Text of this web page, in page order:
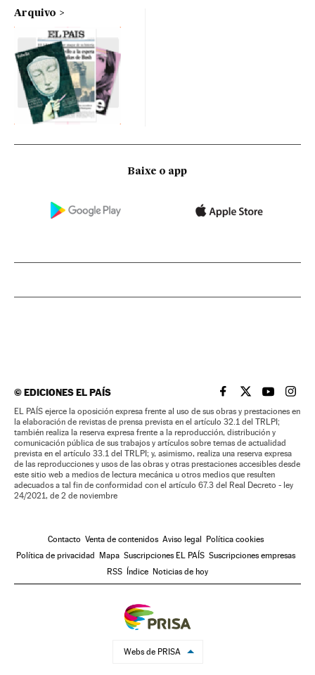
Arquivo
Baixe o app
©EDICIONES EL PAÍS EL PAÍS BRASIL EN
EL PAÍSEL PAÍS
EL
EL PAÍS ejerce la oposición expresa frente al uso de sus obras y prestaciones en
la elaboración de revistas de prensa prevista en el artículo 32.1 del TRLPI;
también realiza la reserva expresa frente a la reproducción, distribución y
comunicación pública de sus trabajos y artículos sobre temas de actualidad
prevista en el artículo 33.1 del TRLPI; y, asimismo, realiza una reserva expresa
de las reproducciones y usos de las obras y otras prestaciones accesibles desde
este sitio web a medios de lectura mecánica u otros medios que resulten
adecuados a tal fin de conformidad con el artículo 67.3 del Real Decreto - ley
24/2021, de 2 de noviembre
Contacto Venta de contenidos Aviso legal Política cookies
Política de privacidad Mapa Suscripciones EL PAÍS Suscripciones empresas
RSS Índice Noticias de hoy
Webs de PRISA